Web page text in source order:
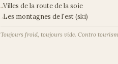
Villes de la route de la soie
Les montagnes de l'est (ski)
Toujours froid, toujours vide. Contro